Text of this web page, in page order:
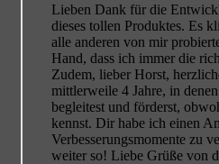
Lieben Dank für die
dieses tollen Produktes. Es
alle anderen von mir
Hand, dass ich immer die
Zudem, lieber Horst,
mittlerweile 4 Jahre, in
begleitest und förderst,
kennst. Dir habe ich einen
Verbesserungsmomente zu
weiter so! Liebe Grüße von